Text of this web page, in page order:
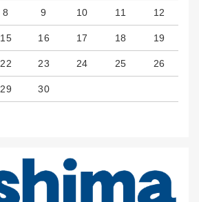
8 9 10 11 12
15 16 17 18 19
22 23 24 25 26
29 30